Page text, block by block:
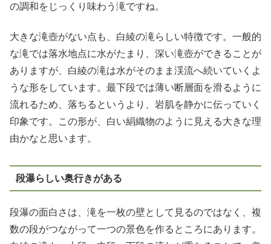
の調和をじっくり味わう滝ですね。
大きな滝壺がない点も、白綾の滝らしい特徴です。一般的
な滝では落水地点に水がたまり、深い滝壺ができることが
ありますが、白綾の滝は水がそのまま渓流へ続いていくよ
うな形をしています。最下段では薄い断層面を滑るように
流れるため、落ちるというより、岩肌を静かに伝っていく
印象です。この形が、白い絹織物のように見える大きな理
由かなと思います。
段瀑らしい奥行きがある
段瀑の面白さは、滝を一枚の壁として見るのではなく、複
数の段がつながって一つの景色を作るところにあります。